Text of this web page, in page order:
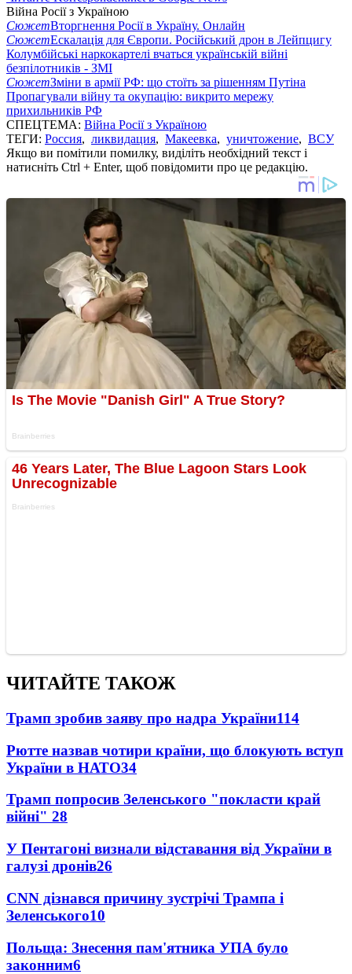
Війна Росії з Україною
СюжетВторгнення Росії в Україну. Онлайн
СюжетЕскалація для Європи. Російський дрон в Лейпцигу
Колумбійські наркокартелі вчаться українській війні
безпілотників - ЗМІ
СюжетЗміни в армії РФ: що стоїть за рішенням Путіна
Пропагували війну та окупацію: викрито мережу
прихильників РФ
СПЕЦТЕМА: Війна Росії з Україною
ТЕГИ: Россия, ликвидация, Макеевка, уничтожение, ВСУ
Якщо ви помітили помилку, виділіть необхідний текст і
натисніть Ctrl + Enter, щоб повідомити про це редакцію.
ЧИТАЙТЕ ТАКОЖ
Трамп зробив заяву про надра України114
Рютте назвав чотири країни, що блокують вступ
України в НАТО34
Трамп попросив Зеленського "покласти край
війні" 28
У Пентагоні визнали відставання від України в
галузі дронів26
CNN дізнався причину зустрічі Трампа і
Зеленського10
Польща: Знесення пам'ятника УПА було
законним6